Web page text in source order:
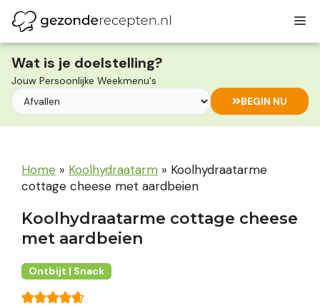
naar
de
inhoud
Wat is je doelstelling?
Jouw Persoonlijke Weekmenu's
BEGIN NU
Home » Koolhydraatarm » Koolhydraatarme
cottage cheese met aardbeien
Koolhydraatarme cottage cheese
met aardbeien
Ontbijt | Snack